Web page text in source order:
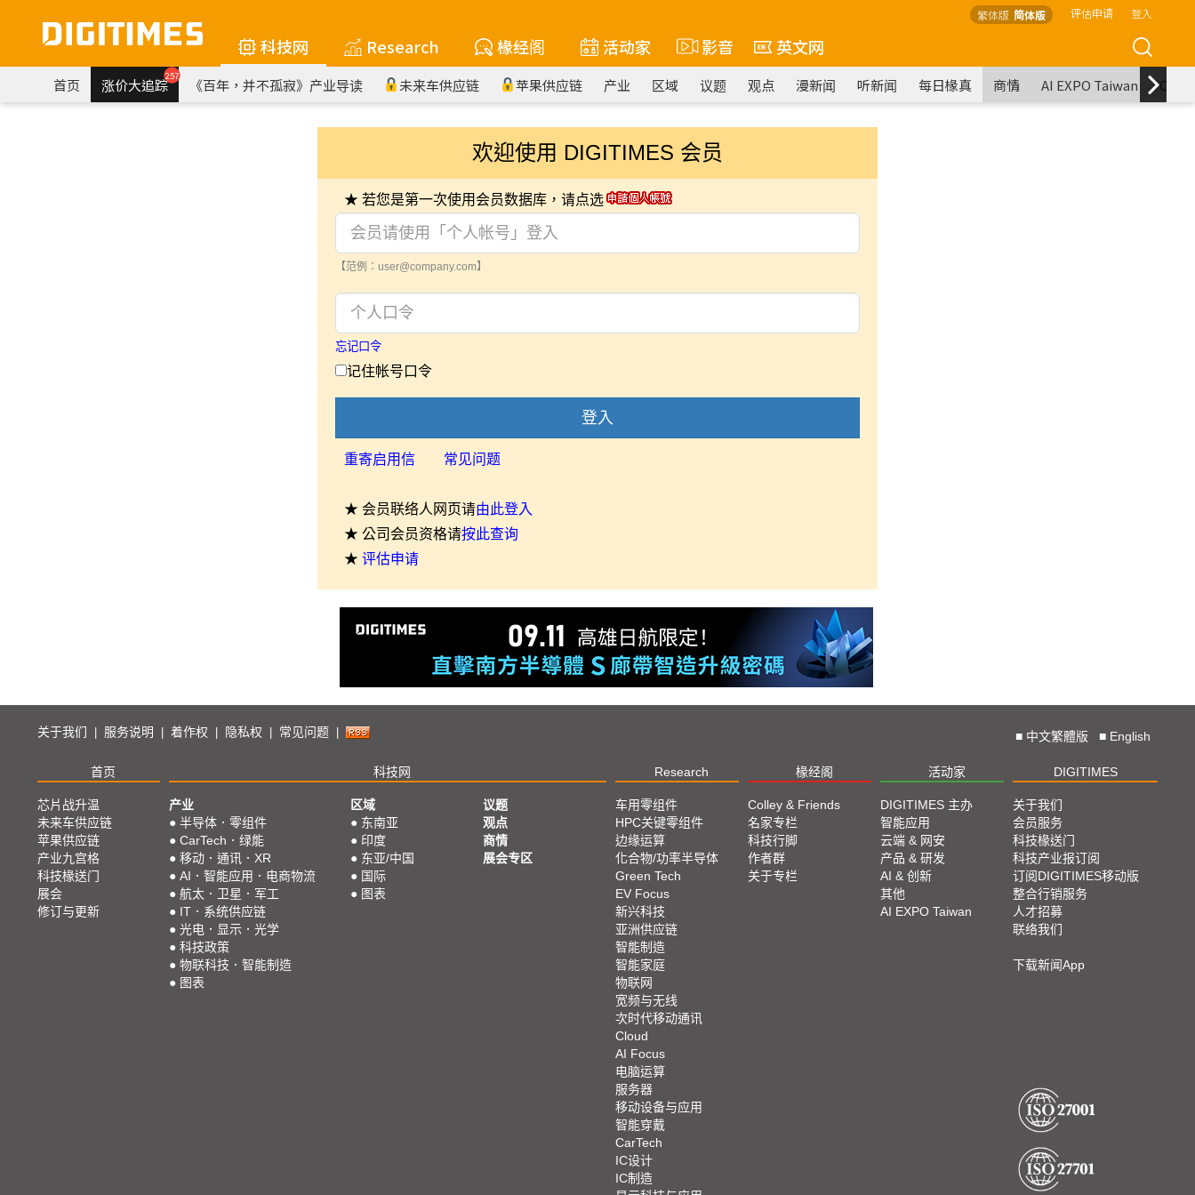
繁体版 简体版 评估申请 登入
科技网 Research 椽经阁 活动家 影音 英文网
首页 涨价大追踪257 《百年，并不孤寂》产业导读 未来车供应链 苹果供应链 产业 区域 议题 观点 漫新闻 听新闻 每日椽真 商情 AI EXPO Taiwan
欢迎使用 DIGITIMES 会员
★ 若您是第一次使用会员数据库，请点选
【范例：user@company.com】
忘记口令
记住帐号口令
登入
重寄启用信 常见问题
★ 会员联络人网页请由此登入
★ 公司会员资格请按此查询
★ 评估申请
关于我们 服务说明 着作权 隐私权 常见问题 ■ 中文繁體版 ■ English
首页 科技网 Research 椽经阁 活动家 DIGITIMES
芯片战升温
未来车供应链
苹果供应链
产业九宫格
科技椽送门
展会
修订与更新
产业
● 半导体．零组件
● CarTech．绿能
● 移动．通讯．XR
● AI．智能应用．电商物流
● 航太．卫星．军工
● IT．系统供应链
● 光电．显示．光学
● 科技政策
● 物联科技．智能制造
● 图表
区域
● 东南亚
● 印度
● 东亚/中国
● 国际
● 图表
议题
观点
商情
展会专区
车用零组件
HPC关键零组件
边缘运算
化合物/功率半导体
Green Tech
EV Focus
新兴科技
亚洲供应链
智能制造
智能家庭
物联网
宽频与无线
次时代移动通讯
Cloud
AI Focus
电脑运算
服务器
移动设备与应用
智能穿戴
CarTech
IC设计
IC制造
Colley & Friends
名家专栏
科技行脚
作者群
关于专栏
DIGITIMES 主办
智能应用
云端 & 网安
产品 & 研发
AI & 创新
其他
AI EXPO Taiwan
关于我们
会员服务
科技椽送门
科技产业报订阅
订阅DIGITIMES移动版
整合行销服务
人才招募
联络我们
下载新闻App